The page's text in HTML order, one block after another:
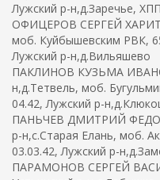
Лужский р-н,д.Заречье,
ОФИЦЕРОВ СЕРГЕЙ
моб. Куйбышевским РВК,
Лужский р-н,д.Вильяшево
ПАКЛИНОВ КУЗЬМА
н,д.Тетвель, моб.
04.42, Лужский р-
ПАНЬЧЕВ ДМИТРИЙ
р-н,с.Старая Елань, моб.
03.03.42, Лужский р-
ПАРАМОНОВ СЕРГЕЙ